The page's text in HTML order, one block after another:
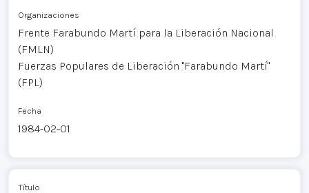
Organizaciones
Frente Farabundo Martí para la Liberación Nacional
(FMLN)
Fuerzas Populares de Liberación "Farabundo Martí"
(FPL)
Fecha
1984-02-01
Título